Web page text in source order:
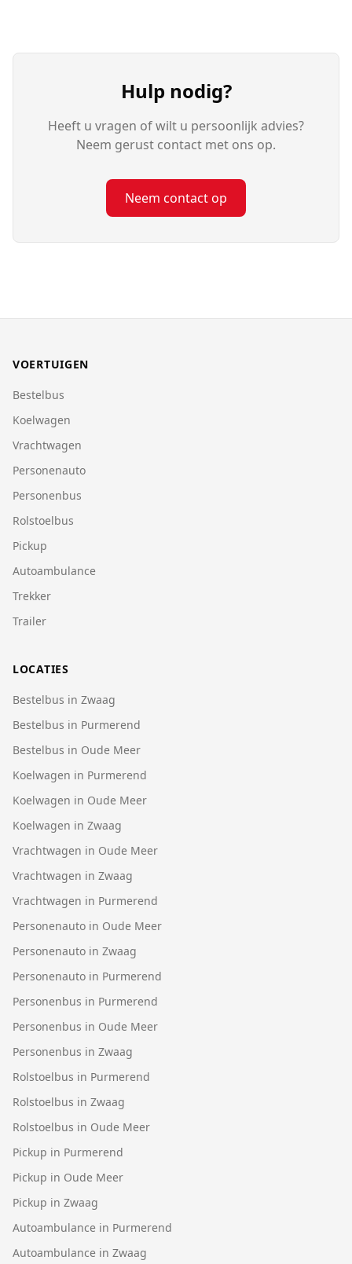
Hulp nodig?
Heeft u vragen of wilt u persoonlijk advies?
Neem gerust contact met ons op.
Neem contact op
VOERTUIGEN
Bestelbus
Koelwagen
Vrachtwagen
Personenauto
Personenbus
Rolstoelbus
Pickup
Autoambulance
Trekker
Trailer
LOCATIES
Bestelbus in Zwaag
Bestelbus in Purmerend
Bestelbus in Oude Meer
Koelwagen in Purmerend
Koelwagen in Oude Meer
Koelwagen in Zwaag
Vrachtwagen in Oude Meer
Vrachtwagen in Zwaag
Vrachtwagen in Purmerend
Personenauto in Oude Meer
Personenauto in Zwaag
Personenauto in Purmerend
Personenbus in Purmerend
Personenbus in Oude Meer
Personenbus in Zwaag
Rolstoelbus in Purmerend
Rolstoelbus in Zwaag
Rolstoelbus in Oude Meer
Pickup in Purmerend
Pickup in Oude Meer
Pickup in Zwaag
Autoambulance in Purmerend
Autoambulance in Zwaag